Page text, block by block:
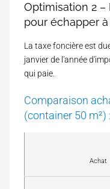
Optimisation 2
pour échapper
La taxe foncière est
janvier de l'année
qui paie.
Comparaison
(container 50 m²) :
e
C
Achat